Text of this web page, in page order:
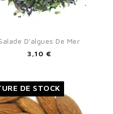
 Aperçu rapide
D'algues De Mer
3,10 €
DE STOCK